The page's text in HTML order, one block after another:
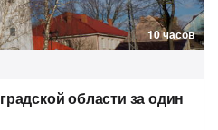
10 часов
области за один